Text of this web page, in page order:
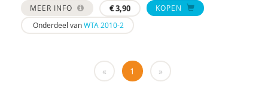
Mw. AM. Kruishoop
Helena Andrea
Catharina Anna Verschoor
MEER INFO €3,90
KOPEN
Onderdeel vanWTA 2010-2
« 1 »